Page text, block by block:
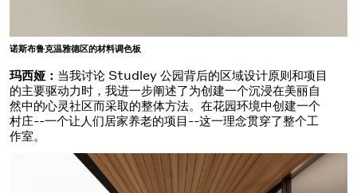
诺斯布鲁克温雅德区的材料调色板
玛西娅： 当我讨论 Studley 公园背后的区域设计原则和项目
的主要驱动力时，我进一步阐述了为创建一个沉浸在美丽自
然中的心灵社区而采取的整体方法。在花园环境中创建一个
村庄--一个让人们居家养老的项目--这一理念贯穿了整个工
作室。